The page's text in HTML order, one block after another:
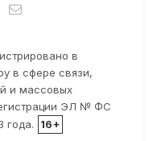
в
в сфере связи,
и массовых
ЭЛ № ФС
года.
16+